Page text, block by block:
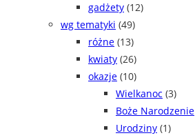
gadżety (12)
wg tematyki (49)
różne (13)
kwiaty (26)
okazje (10)
Wielkanoc (3)
Boże Narodzenie
Urodziny (1)